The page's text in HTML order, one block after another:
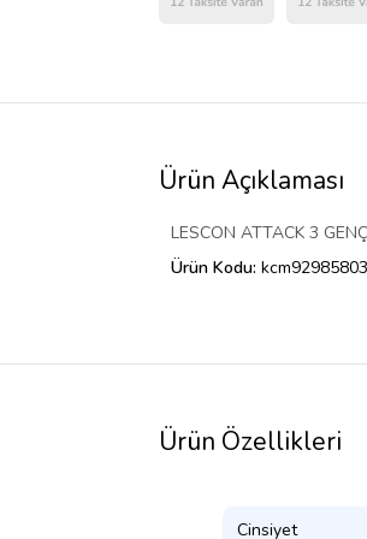
Ürün Açıklaması
LESCON ATTACK 3
Ürün Kodu: kcm92985803
Ürün Özellikleri
Cinsiyet